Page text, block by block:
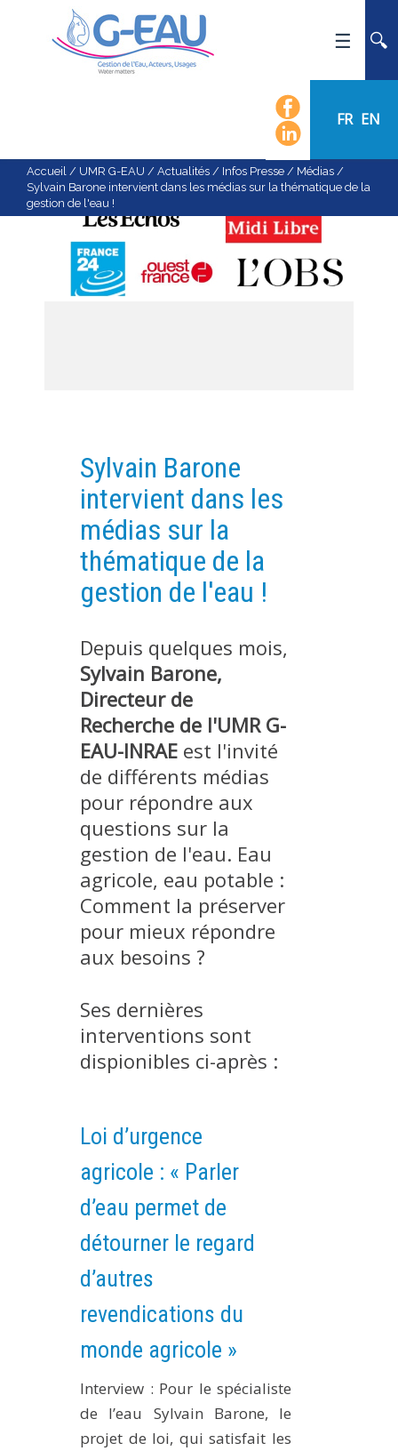
FR EN
ACTUALITÉS
AGENDA
CALENDRIER DES ÉVÈNEMENTS
ORGANIGRAMME
LISTE DU PERSONNEL
PROJETS EN COURS
PROJETS TERMINÉS
NOS RÉSEAUX SCIENTIFIQUES ET TECHNIQUES
SÉMINAIRES RÉGULIERS
FORMATION
INGÉNIEUR
FORMATION CONTINUE
FORMATION DOCTORALE
THÈSES EN COURS
PRODUCTION
MÉTHODES ET OUTILS
LOGICIELS
PUBLICATIONS SUR HAL
WORKING PAPERS
NOS TRAVAUX EN VIDÉO
Accueil / UMR G-EAU / Actualités / Infos Presse / Médias /
Sylvain Barone intervient dans les médias sur la thématique de la
gestion de l'eau !
Sylvain Barone
intervient dans les
médias sur la
thématique de la
gestion de l'eau !
Depuis quelques mois,
Sylvain Barone,
Directeur de
Recherche de l'UMR G-
EAU-INRAE est l'invité
de différents médias
pour répondre aux
questions sur la
gestion de l'eau. Eau
agricole, eau potable :
Comment la préserver
pour mieux répondre
aux besoins ?
Ses dernières
interventions sont
dispionibles ci-après :
Loi d’urgence
agricole : « Parler
d’eau permet de
détourner le regard
d’autres
revendications du
monde agricole »
Interview : Pour le spécialiste
de l’eau Sylvain Barone, le
projet de loi, qui satisfait les